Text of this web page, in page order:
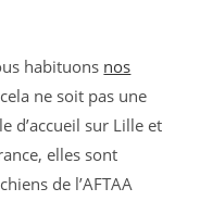
habituons nos
ne soit pas une
d’accueil sur Lille et
elles sont
de l’AFTAA